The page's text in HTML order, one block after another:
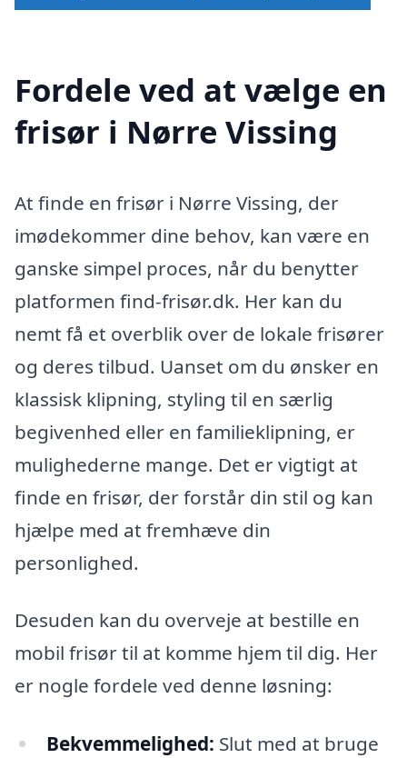
Fordele ved at vælge en
frisør i Nørre Vissing
At finde en frisør i Nørre Vissing, der
imødekommer dine behov, kan være en
ganske simpel proces, når du benytter
platformen find-frisør.dk. Her kan du
nemt få et overblik over de lokale frisører
og deres tilbud. Uanset om du ønsker en
klassisk klipning, styling til en særlig
begivenhed eller en familieklipning, er
mulighederne mange. Det er vigtigt at
finde en frisør, der forstår din stil og kan
hjælpe med at fremhæve din
personlighed.
Desuden kan du overveje at bestille en
mobil frisør til at komme hjem til dig. Her
er nogle fordele ved denne løsning:
Bekvemmelighed: Slut med at bruge